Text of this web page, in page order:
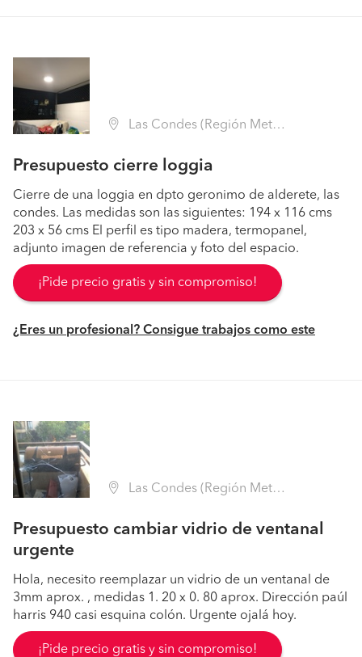
Las Condes (Región Metropolitana - Santiago)
Presupuesto cierre loggia
Cierre de una loggia en dpto geronimo de alderete, las
condes. Las medidas son las siguientes: 194 x 116 cms
203 x 56 cms El perfil es tipo madera, termopanel,
adjunto imagen de referencia y foto del espacio.
¡Pide precio gratis y sin compromiso!
¿Eres un profesional? Consigue trabajos como este
Las Condes (Región Metropolitana - Santiago)
Presupuesto cambiar vidrio de ventanal
urgente
Hola, necesito reemplazar un vidrio de un ventanal de
3mm aprox. , medidas 1. 20 x 0. 80 aprox. Dirección paúl
harris 940 casi esquina colón. Urgente ojalá hoy.
¡Pide precio gratis y sin compromiso!